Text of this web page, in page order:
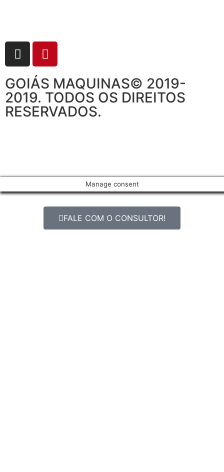
GOIÁS MAQUINAS© 2019-
2019. TODOS OS DIREITOS
RESERVADOS.
Manage consent
FALE COM O CONSULTOR!